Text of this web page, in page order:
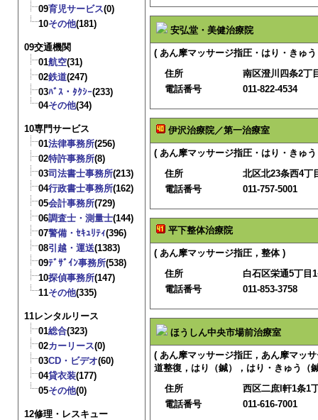
09育児サービス(0)
10その他(181)
09交通機関
01航空(31)
02鉄道(247)
03ﾊﾞｽ・ﾀｸｼｰ(233)
04その他(34)
10専門サービス
01法律事務所(256)
02特許事務所(8)
03司法書士事務所(213)
04行政書士事務所(162)
05会計事務所(729)
06調査士・測量士(144)
07警備・ｾｷｭﾘﾃｨ(396)
08引越・運送(1383)
09ﾃﾞｻﾞｲﾝ事務所(538)
10探偵事務所(147)
11その他(335)
11レンタルリース
01総合(323)
02カーリース(0)
03CD・ビデオ(60)
04貸衣装(177)
05その他(0)
12修理・レスキュー
安弘堂・美健治療院
( あん摩マッサージ指圧・はり・きゅ
住所
南区澄川四条2丁
電話番号
011-822-4534
伊沢治療院／第一治療室
( あん摩マッサージ指圧・はり・きゅ
住所
北区北23条西4丁
電話番号
011-757-5001
平下整体治療院
( あん摩マッサージ指圧，整体 )
住所
白石区栄通5丁目
電話番号
011-853-3758
ほうしん中央市場前治療室
( あん摩マッサージ指圧，あん摩マッ
道整復，はり（鍼），はり・きゅう（
住所
西区二庶l軒1条1
電話番号
011-616-7001